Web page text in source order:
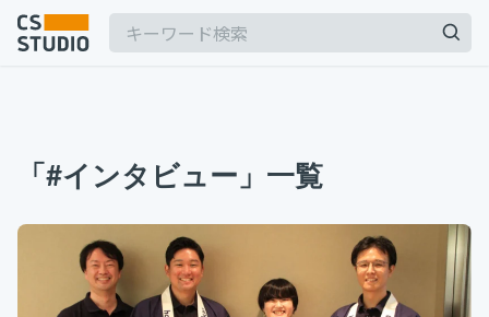
記事
サービス
keyboard_arrow_down
ル作成やタスク管理のテクニックを紹介
2025.06.06
BPaaSに取り組む注目企業一覧（2025年版）
BPO BPaaS
「#インタビュー」一覧